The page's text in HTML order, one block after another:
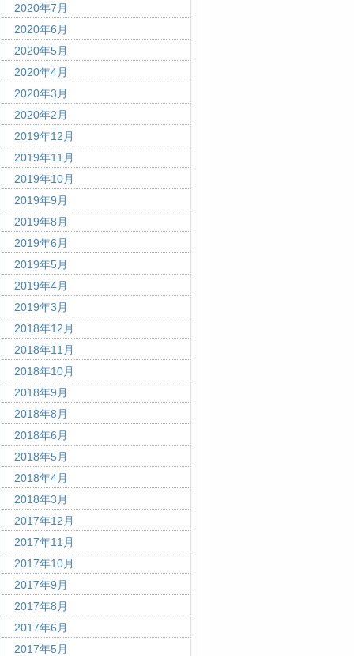
2020年7月
2020年6月
2020年5月
2020年4月
2020年3月
2020年2月
2019年12月
2019年11月
2019年10月
2019年9月
2019年8月
2019年6月
2019年5月
2019年4月
2019年3月
2018年12月
2018年11月
2018年10月
2018年9月
2018年8月
2018年6月
2018年5月
2018年4月
2018年3月
2017年12月
2017年11月
2017年10月
2017年9月
2017年8月
2017年6月
2017年5月